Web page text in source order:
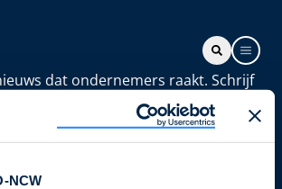
NCW
dat ondernemers raakt. Schrijf
VNO-NCW nieuwsbrief.